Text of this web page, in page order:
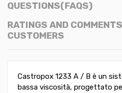
QUESTIONS(FAQS)
RATINGS AND
CUSTOMERS
Castropox 1233 A / B è un
bassa viscosità, progettato